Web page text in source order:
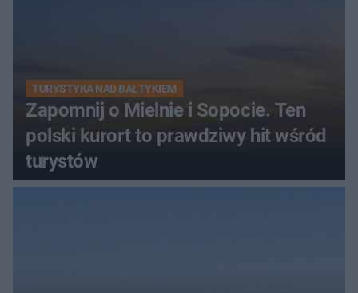
TURYSTYKA NAD BAŁTYKIEM
Zapomnij o Mielnie i Sopocie. Ten
polski kurort to prawdziwy hit wśród
turystów